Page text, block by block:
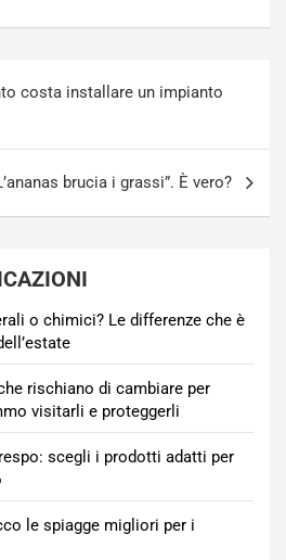
costa installare un impianto
brucia i grassi”. È vero?
o chimici? Le differenze che è
rischiano di cambiare per
visitarli e proteggerli
scegli i prodotti adatti per
le spiagge migliori per i